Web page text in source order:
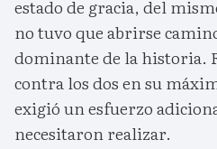
estado de gracia, del
no tuvo que abrirse
dominante de la historia.
contra los dos en su
exigió un esfuerzo
necesitaron realizar.